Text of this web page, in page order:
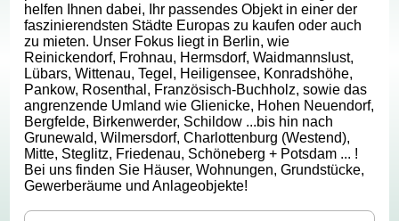
helfen Ihnen dabei, Ihr passendes Objekt in einer der
faszinierendsten Städte Europas zu kaufen oder auch
zu mieten. Unser Fokus liegt in Berlin, wie
Reinickendorf, Frohnau, Hermsdorf, Waidmannslust,
Lübars, Wittenau, Tegel, Heiligensee, Konradshöhe,
Pankow, Rosenthal, Französisch-Buchholz, sowie das
angrenzende Umland wie Glienicke, Hohen Neuendorf,
Bergfelde, Birkenwerder, Schildow ...bis hin nach
Grunewald, Wilmersdorf, Charlottenburg (Westend),
Mitte, Steglitz, Friedenau, Schöneberg + Potsdam ... !
Bei uns finden Sie Häuser, Wohnungen, Grundstücke,
Gewerberäume und Anlageobjekte!